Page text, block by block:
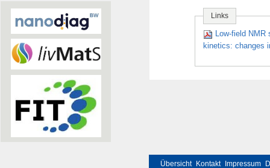
Links
Low-field
kinetics: changes
Übersicht Kontakt Impressum